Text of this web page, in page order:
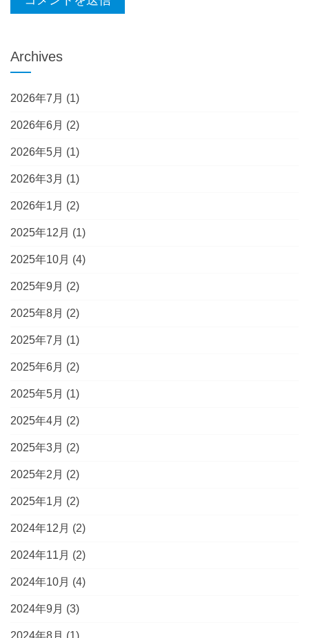
Archives
2026年7月 (1)
2026年6月 (2)
2026年5月 (1)
2026年3月 (1)
2026年1月 (2)
2025年12月 (1)
2025年10月 (4)
2025年9月 (2)
2025年8月 (2)
2025年7月 (1)
2025年6月 (2)
2025年5月 (1)
2025年4月 (2)
2025年3月 (2)
2025年2月 (2)
2025年1月 (2)
2024年12月 (2)
2024年11月 (2)
2024年10月 (4)
2024年9月 (3)
2024年8月 (1)